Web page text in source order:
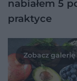
nabiałem 5
praktyce